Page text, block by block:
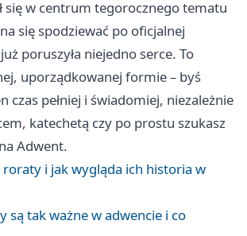
się w centrum tegorocznego tematu
się spodziewać po oficjalnej
poruszyła niejedno serce. To
uporządkowanej formie – byś
czas pełniej i świadomiej, niezależnie
katechetą czy po prostu szukasz
Adwent.
roraty i jak wygląda ich historia w
są tak ważne w adwencie i co